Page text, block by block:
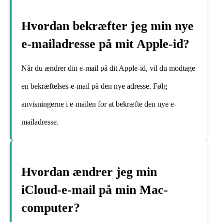
Hvordan bekræfter jeg min nye
e-mailadresse på mit Apple-id?
Når du ændrer din e-mail på dit Apple-id, vil du modtage
en bekræftelses-e-mail på den nye adresse. Følg
anvisningerne i e-mailen for at bekræfte den nye e-
mailadresse.
Hvordan ændrer jeg min
iCloud-e-mail på min Mac-
computer?